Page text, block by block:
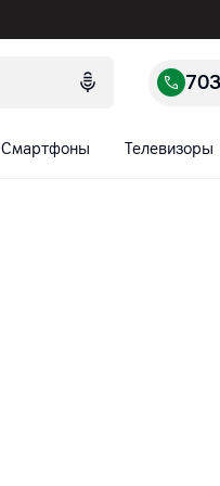
Смартфоны Телевизоры